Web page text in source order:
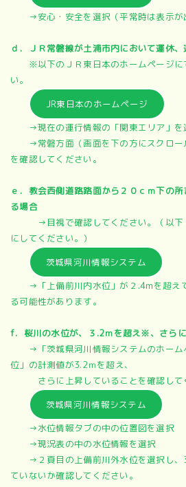
→安心・安全を選択（平常時は表示が
ｄ．ＪＲ常磐線が土浦市内において運休
※以下のＪＲ東日本のホームページに
い。
JR東日本のホームページ
→現在の運行情報の「関東エリア」を
→常磐方面（画面を下の方にスクロー
を確認してください。
ｅ．教会西側道路路面から２０ｃｍ下の
る場合
→目視で確認してください。（以下
にしてください。）
茨城県河川情報システム
→「上備前川内水位」が２.4mを超え
る可能性があります。
f．桜川の水位が、３.2ｍを超え※、さら
→「茨城県河川情報システムのホーム
位」の計測値が3.2ｍを超え、
さらに上昇していることを確認して
茨城県河川情報システム
→水位情報タブの中の位置図を選択
→現況表の中の水位情報を選択
→２頁目の上備前川外水位を選択し、
ていないか確認してください。